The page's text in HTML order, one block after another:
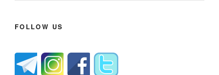
FOLLOW US